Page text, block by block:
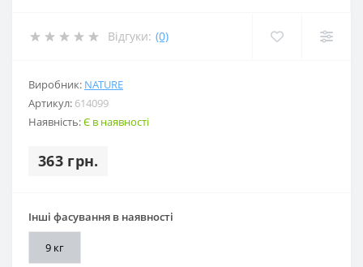
Відгуки: (0)
Виробник: NATURE
Артикул: 614099
Наявність:Є в наявності
363 грн.
Інші фасування в наявності
9 кг